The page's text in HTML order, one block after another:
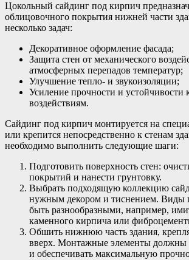
Цокольный сайдинг под кирпич
облицовочного покрытия нижней части
несколько задач:
Декоративное оформление фасада;
Защита стен от механического
атмосферных перепадов температур;
Улучшение тепло- и звукоизоляции;
Усиление прочности и
воздействиям.
Сайдинг под кирпич монтируется на
или крепится непосредственно к стенам
необходимо выполнить следующие шаги:
Подготовить поверхность стен:
покрытий и нанести грунтовку.
Выбрать подходящую коллекцию
нужным декором и тиснением. Виды
быть разнообразными, например,
каменного кирпича или
Обшить нижнюю часть здания,
вверх. Монтажные элементы
и обеспечивать максимальную